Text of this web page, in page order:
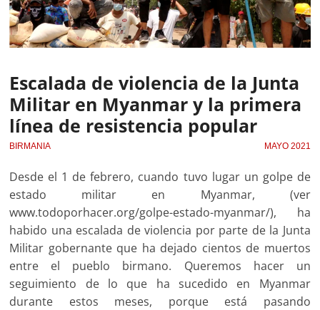
Escalada de violencia de la Junta
Militar en Myanmar y la primera
línea de resistencia popular
BIRMANIA MAYO 2021
Desde el 1 de febrero, cuando tuvo lugar un golpe de
estado militar en Myanmar, (ver
www.todoporhacer.org/golpe-estado-myanmar/), ha
habido una escalada de violencia por parte de la Junta
Militar gobernante que ha dejado cientos de muertos
entre el pueblo birmano. Queremos hacer un
seguimiento de lo que ha sucedido en Myanmar
durante estos meses, porque está pasando